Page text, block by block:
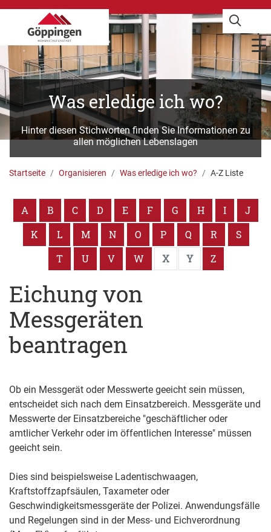
Was erledige ich wo?
Hinter diesen Stichworten finden Sie Informationen zu
allen möglichen Lebenslagen
Startseite Organisieren Was erledige ich wo? A-Z Liste
A B C D E F G H I
J
K
L M N O P Q R
S
T
U V W X Y Z
Eichung von
Messgeräten
beantragen
Ob ein Messgerät oder Messwerte geeicht sein müssen,
entscheidet sich nach dem Einsatzbereich. Messgeräte und
Messwerte der Einsatzbereiche "geschäftlicher oder
amtlicher Verkehr oder im öffentlichen Interesse" müssen
geeicht sein.
Dies sind beispielsweise Ladentischwaagen,
Kraftstoffzapfsäulen, Taxameter oder
Geschwindigkeitsmessgeräte der Polizei. Anwendungsfälle
und Regelungen sind in der Mess- und Eichverordnung